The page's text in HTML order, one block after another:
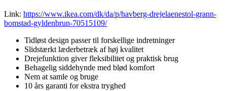
Link: https://www.ikea.com/dk/da/p/havberg-drejelaenestol-grann-
bomstad-gyldenbrun-70515109/
Tidløst design passer til forskellige indretninger
Slidstærkt læderbetræk af høj kvalitet
Drejefunktion giver fleksibilitet og praktisk brug
Behagelig siddehynde med blød komfort
Nem at samle og bruge
10 års garanti for ekstra tryghed